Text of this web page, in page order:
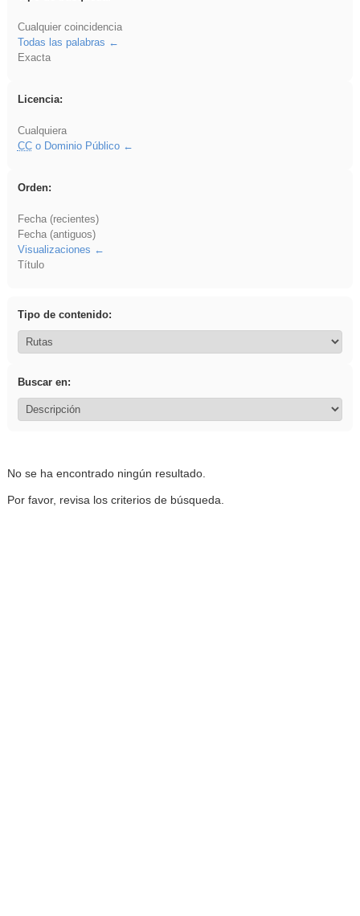
Cualquier coincidencia
Todas las palabras
Exacta
Licencia:
Cualquiera
CCo Dominio Público
Orden:
Fecha (recientes)
Fecha (antiguos)
Visualizaciones
Título
Tipo de contenido:
Buscar en:
No se ha encontrado ningún resultado.
Por favor, revisa los criterios de búsqueda.